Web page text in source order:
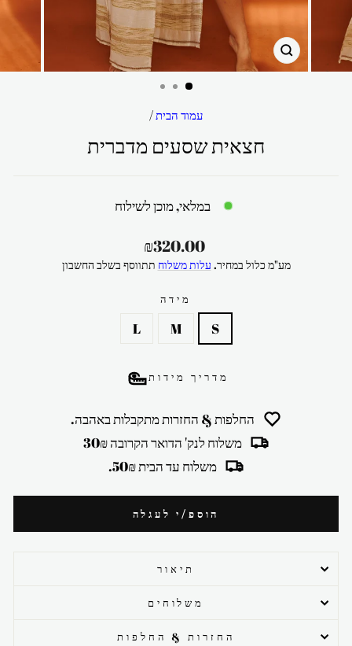
סגור
עמוד הבית/
חצאית שסעים מדברית
במלאי, מוכן לשילוח
מחיר
רגיל
₪320.00
מע"מ כלול במחיר. עלות משלוח תתווסף בשלב החשבון
מידה
S
M
L
מדריך מידות
החלפות & החזרות מתקבלות באהבה.
משלוח לנק' הדואר הקרובה 30₪
משלוח עד הבית 50₪.
הוספ/י לעגלה
תיאור
משלוחים
החזרות & החלפות